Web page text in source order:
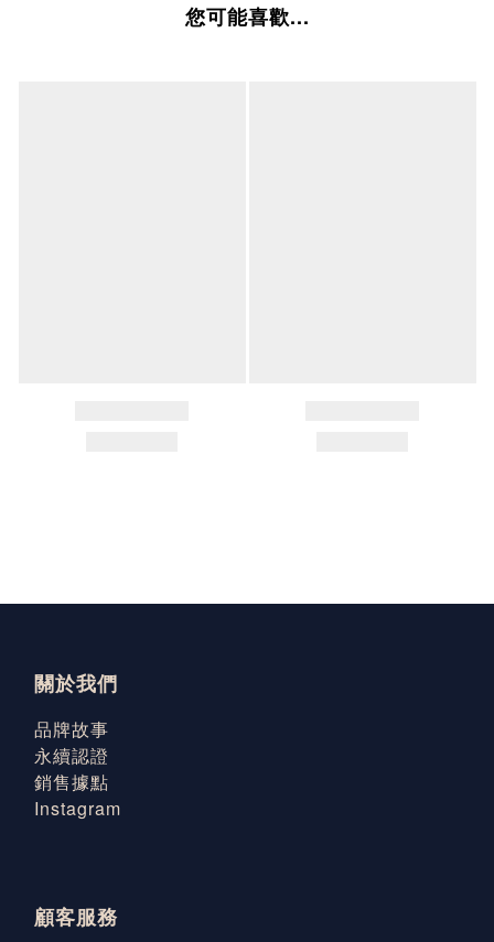
您可能喜歡...
關於我們
品牌故事
永續認證
銷售據點
Instagram
顧客服務